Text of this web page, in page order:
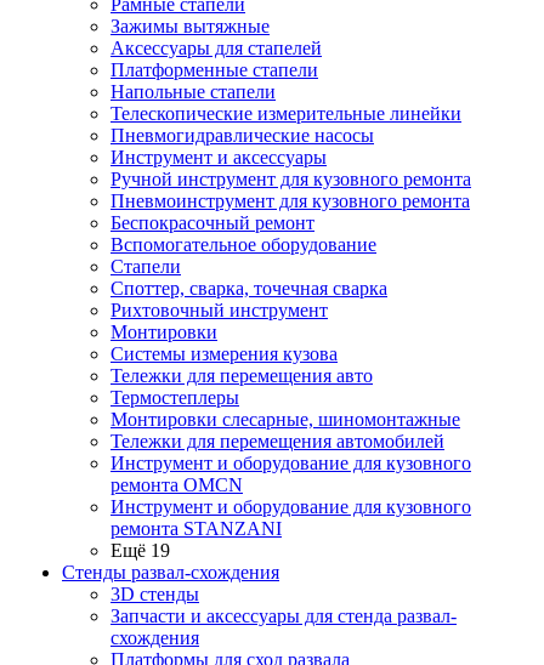
Рамные стапели
Зажимы вытяжные
Аксессуары для стапелей
Платформенные стапели
Напольные стапели
Телескопические измерительные линейки
Пневмогидравлические насосы
Инструмент и аксессуары
Ручной инструмент для кузовного ремонта
Пневмоинструмент для кузовного ремонта
Беспокрасочный ремонт
Вспомогательное оборудование
Стапели
Споттер, сварка, точечная сварка
Рихтовочный инструмент
Монтировки
Системы измерения кузова
Тележки для перемещения авто
Термостеплеры
Монтировки слесарные, шиномонтажные
Тележки для перемещения автомобилей
Инструмент и оборудование для кузовного
ремонта OMCN
Инструмент и оборудование для кузовного
ремонта STANZANI
Ещё 19
Стенды развал-схождения
3D стенды
Запчасти и аксессуары для стенда развал-
схождения
Платформы для сход развала